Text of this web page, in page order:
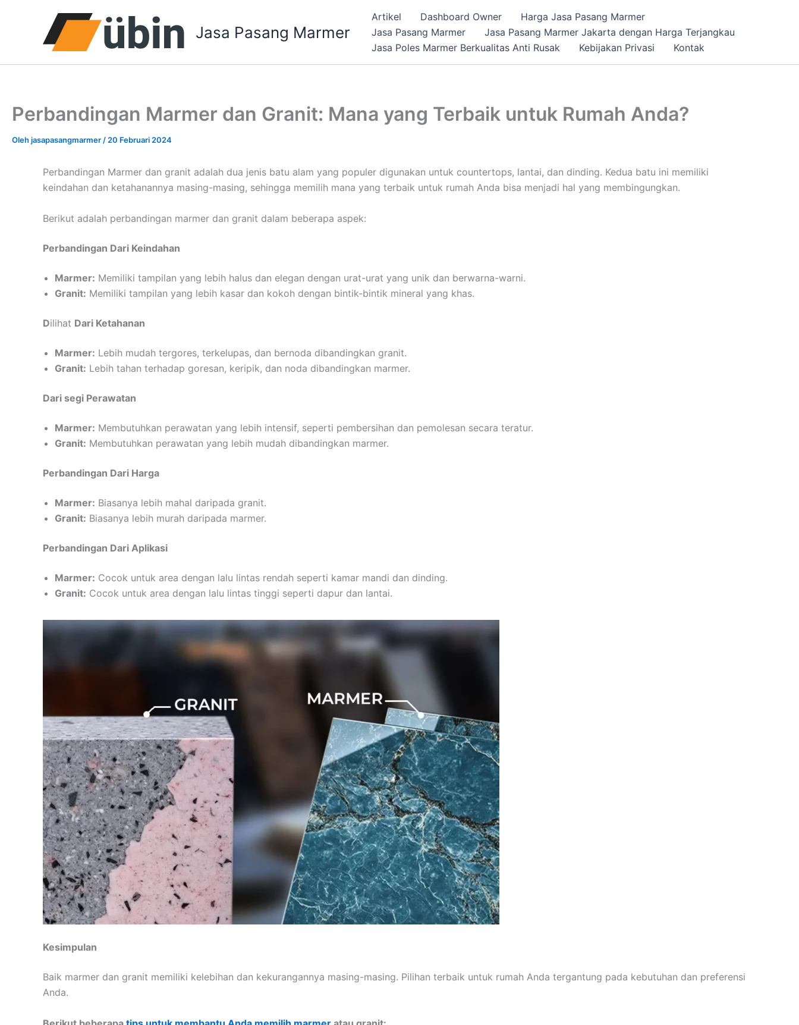
Jasa Pasang Marmer
Artikel Dashboard Owner
Harga Jasa Pasang Marmer
Jasa Pasang Marmer
Jasa Pasang Marmer Jakarta dengan Harga Terjangkau
Jasa Poles Marmer Berkualitas Anti Rusak
Kebijakan Privasi Kontak
Perbandingan Marmer dan Granit: Mana yang Terbaik untuk Rumah Anda?
Olehjasapasangmarmer / 20 Februari 2024
Perbandingan Marmer dan granit adalah dua jenis batu alam yang populer digunakan untuk countertops, lantai, dan dinding. Kedua batu ini memiliki
keindahan dan ketahanannya masing-masing, sehingga memilih mana yang terbaik untuk rumah Anda bisa menjadi hal yang membingungkan.
Berikut adalah perbandingan marmer dan granit dalam beberapa aspek:
Perbandingan Dari Keindahan
Marmer: Memiliki tampilan yang lebih halus dan elegan dengan urat-urat yang unik dan berwarna-warni.
Granit: Memiliki tampilan yang lebih kasar dan kokoh dengan bintik-bintik mineral yang khas.
Dilihat Dari Ketahanan
Marmer: Lebih mudah tergores, terkelupas, dan bernoda dibandingkan granit.
Granit: Lebih tahan terhadap goresan, keripik, dan noda dibandingkan marmer.
Dari segi Perawatan
Marmer: Membutuhkan perawatan yang lebih intensif, seperti pembersihan dan pemolesan secara teratur.
Granit: Membutuhkan perawatan yang lebih mudah dibandingkan marmer.
Perbandingan Dari Harga
Marmer: Biasanya lebih mahal daripada granit.
Granit: Biasanya lebih murah daripada marmer.
Perbandingan Dari Aplikasi
Marmer: Cocok untuk area dengan lalu lintas rendah seperti kamar mandi dan dinding.
Granit: Cocok untuk area dengan lalu lintas tinggi seperti dapur dan lantai.
Kesimpulan
Baik marmer dan granit memiliki kelebihan dan kekurangannya masing-masing. Pilihan terbaik untuk rumah Anda tergantung pada kebutuhan dan preferensi
Anda.